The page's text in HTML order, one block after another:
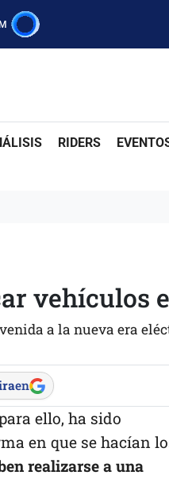
RIDERS
vehículos
a la nueva era
en
ello, ha sido
en que se hacían
realizarse a una